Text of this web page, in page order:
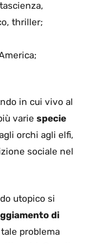
thriller;
in cui vivo al
varie specie
orchi agli elfi,
sociale nel
utopico si
di
problema